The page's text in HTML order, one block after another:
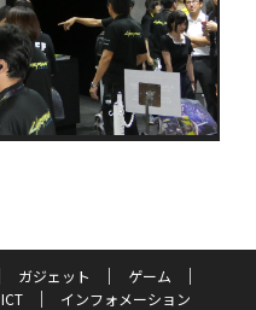
ガジェット
ゲーム
ICT
インフォメーション